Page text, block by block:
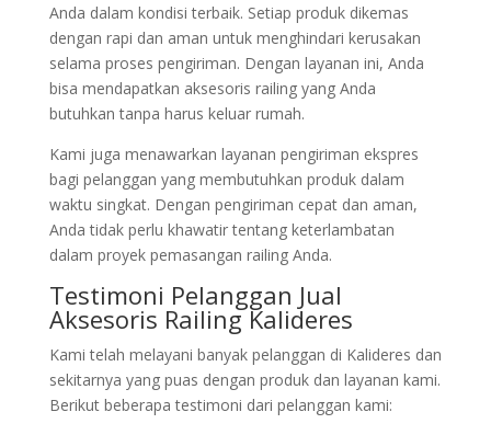
Anda dalam kondisi terbaik. Setiap produk dikemas
dengan rapi dan aman untuk menghindari kerusakan
selama proses pengiriman. Dengan layanan ini, Anda
bisa mendapatkan aksesoris railing yang Anda
butuhkan tanpa harus keluar rumah.
Kami juga menawarkan layanan pengiriman ekspres
bagi pelanggan yang membutuhkan produk dalam
waktu singkat. Dengan pengiriman cepat dan aman,
Anda tidak perlu khawatir tentang keterlambatan
dalam proyek pemasangan railing Anda.
Testimoni Pelanggan Jual
Aksesoris Railing Kalideres
Kami telah melayani banyak pelanggan di Kalideres dan
sekitarnya yang puas dengan produk dan layanan kami.
Berikut beberapa testimoni dari pelanggan kami: